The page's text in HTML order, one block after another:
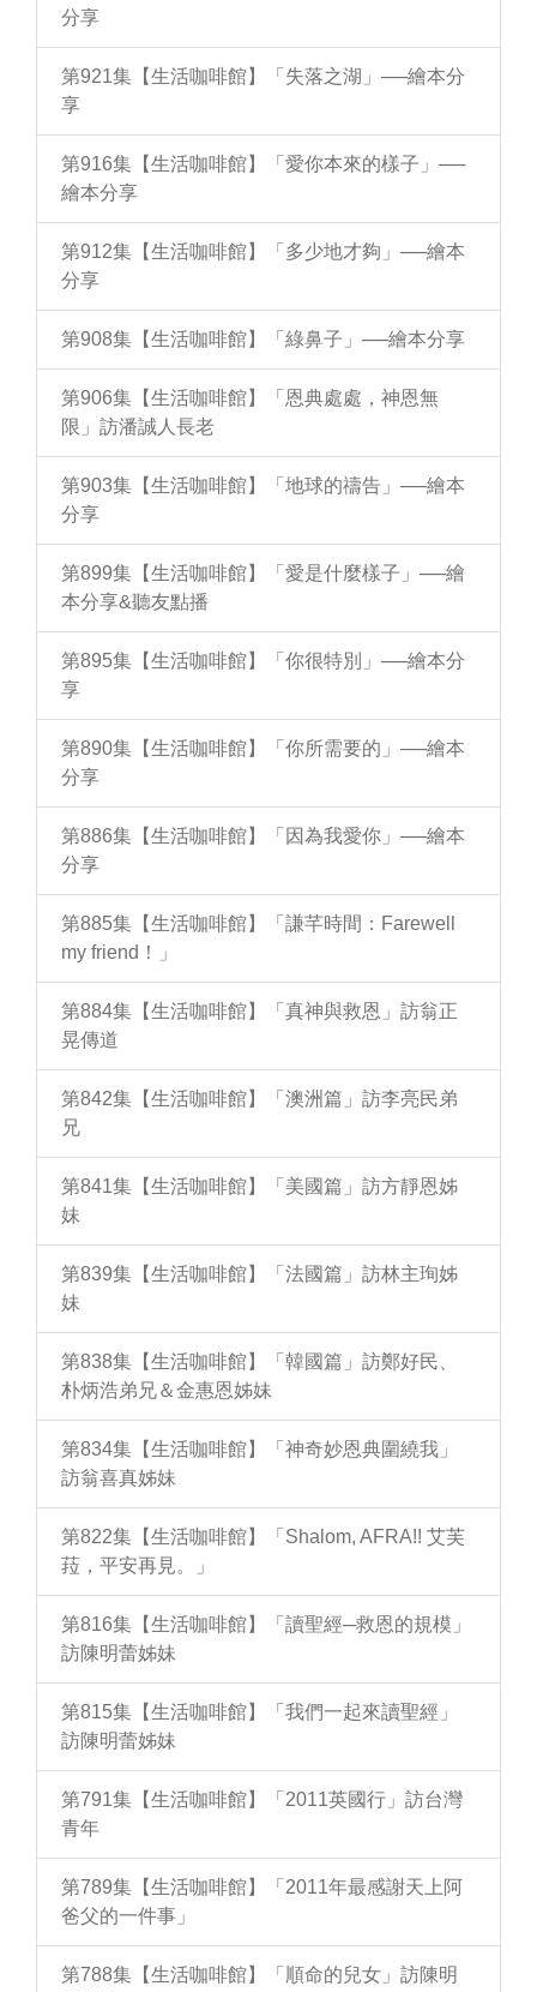
分享
第921集【生活咖啡館】「失落之湖」──繪本分
享
第916集【生活咖啡館】「愛你本來的樣子」──
繪本分享
第912集【生活咖啡館】「多少地才夠」──繪本
分享
第908集【生活咖啡館】「綠鼻子」──繪本分享
第906集【生活咖啡館】「恩典處處，神恩無
限」訪潘誠人長老
第903集【生活咖啡館】「地球的禱告」──繪本
分享
第899集【生活咖啡館】「愛是什麼樣子」──繪
本分享&聽友點播
第895集【生活咖啡館】「你很特別」──繪本分
享
第890集【生活咖啡館】「你所需要的」──繪本
分享
第886集【生活咖啡館】「因為我愛你」──繪本
分享
第885集【生活咖啡館】「謙芊時間：Farewell
my friend！」
第884集【生活咖啡館】「真神與救恩」訪翁正
晃傳道
第842集【生活咖啡館】「澳洲篇」訪李亮民弟
兄
第841集【生活咖啡館】「美國篇」訪方靜恩姊
妹
第839集【生活咖啡館】「法國篇」訪林主珣姊
妹
第838集【生活咖啡館】「韓國篇」訪鄭好民、
朴炳浩弟兄＆金惠恩姊妹
第834集【生活咖啡館】「神奇妙恩典圍繞我」
訪翁喜真姊妹
第822集【生活咖啡館】「Shalom, AFRA!! 艾芙
菈，平安再見。」
第816集【生活咖啡館】「讀聖經─救恩的規模」
訪陳明蕾姊妹
第815集【生活咖啡館】「我們一起來讀聖經」
訪陳明蕾姊妹
第791集【生活咖啡館】「2011英國行」訪台灣
青年
第789集【生活咖啡館】「2011年最感謝天上阿
爸父的一件事」
第788集【生活咖啡館】「順命的兒女」訪陳明